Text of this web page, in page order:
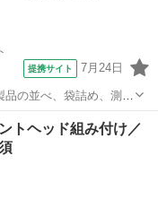
提携サイト 7月24日
品の並
トヘッド組み付け／